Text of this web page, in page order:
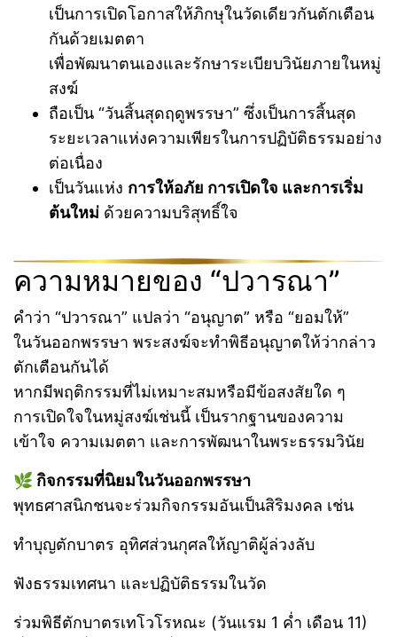
เป็นการเปิดโอกาสให้ภิกษุในวัดเดียวกันตักเตือน
กันด้วยเมตตา
เพื่อพัฒนาตนเองและรักษาระเบียบวินัยภายในหมู่
สงฆ์
ถือเป็น “วันสิ้นสุดฤดูพรรษา” ซึ่งเป็นการสิ้นสุด
ระยะเวลาแห่งความเพียรในการปฏิบัติธรรมอย่าง
ต่อเนื่อง
เป็นวันแห่ง การให้อภัย การเปิดใจ และการเริ่ม
ต้นใหม่ ด้วยความบริสุทธิ์ใจ
ความหมายของ “ปวารณา”
คำว่า “ปวารณา” แปลว่า “อนุญาต” หรือ “ยอมให้”
ในวันออกพรรษา พระสงฆ์จะทำพิธีอนุญาตให้ว่ากล่าว
ตักเตือนกันได้
หากมีพฤติกรรมที่ไม่เหมาะสมหรือมีข้อสงสัยใด ๆ
การเปิดใจในหมู่สงฆ์เช่นนี้ เป็นรากฐานของความ
เข้าใจ ความเมตตา และการพัฒนาในพระธรรมวินัย
🌿 กิจกรรมที่นิยมในวันออกพรรษา
พุทธศาสนิกชนจะร่วมกิจกรรมอันเป็นสิริมงคล เช่น
ทำบุญตักบาตร อุทิศส่วนกุศลให้ญาติผู้ล่วงลับ
ฟังธรรมเทศนา และปฏิบัติธรรมในวัด
ร่วมพิธีตักบาตรเทโวโรหณะ (วันแรม 1 ค่ำ เดือน 11)